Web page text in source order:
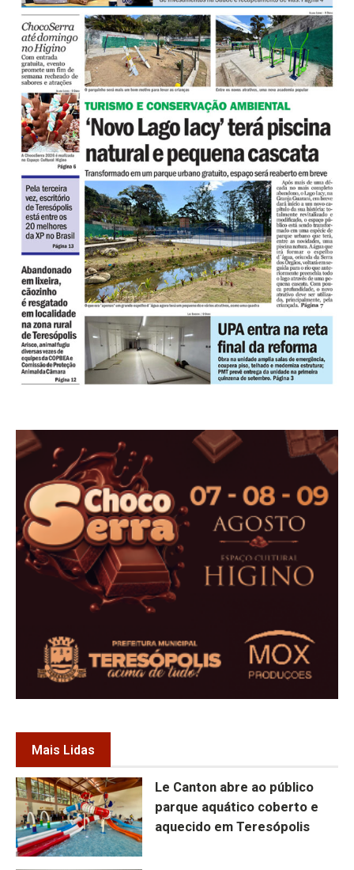
Mais Lidas
Le Canton abre ao público
parque aquático coberto e
aquecido em Teresópolis